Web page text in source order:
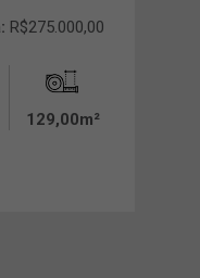
R$275.000,00
129,00m²